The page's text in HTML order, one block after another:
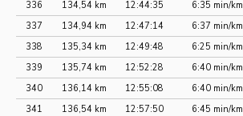
336
134,54 km 12:44:35 6:35 min/km
337
134,94 km 12:47:14 6:37 min/km
338
135,34 km 12:49:48 6:25 min/km
339
135,74 km 12:52:28 6:40 min/km
340
136,14 km 12:55:08 6:40 min/km
341
136,54 km 12:57:50 6:45 min/km